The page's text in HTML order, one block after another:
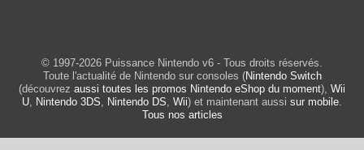
© 1997-2026 Puissance Nintendo v6 - Tous droits réservés.
Toute l'actualité de Nintendo sur consoles (Nintendo Switch
(découvrez aussi toutes les promos Nintendo eShop du moment), Wii
U, Nintendo 3DS, Nintendo DS, Wii) et maintenant aussi sur mobile.
Tous nos articles